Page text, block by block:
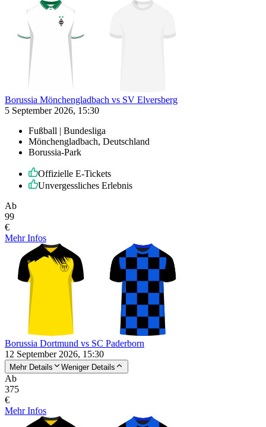
Borussia Mönchengladbach vs SV Elversberg
5 September 2026, 15:30
Fußball | Bundesliga
Mönchengladbach, Deutschland
Borussia-Park
Offizielle E-Tickets
Unvergessliches Erlebnis
Ab
99
€
Mehr Infos
Borussia Dortmund vs SC Paderborn
12 September 2026, 15:30
Mehr Details Weniger Details
Ab
375
€
Mehr Infos